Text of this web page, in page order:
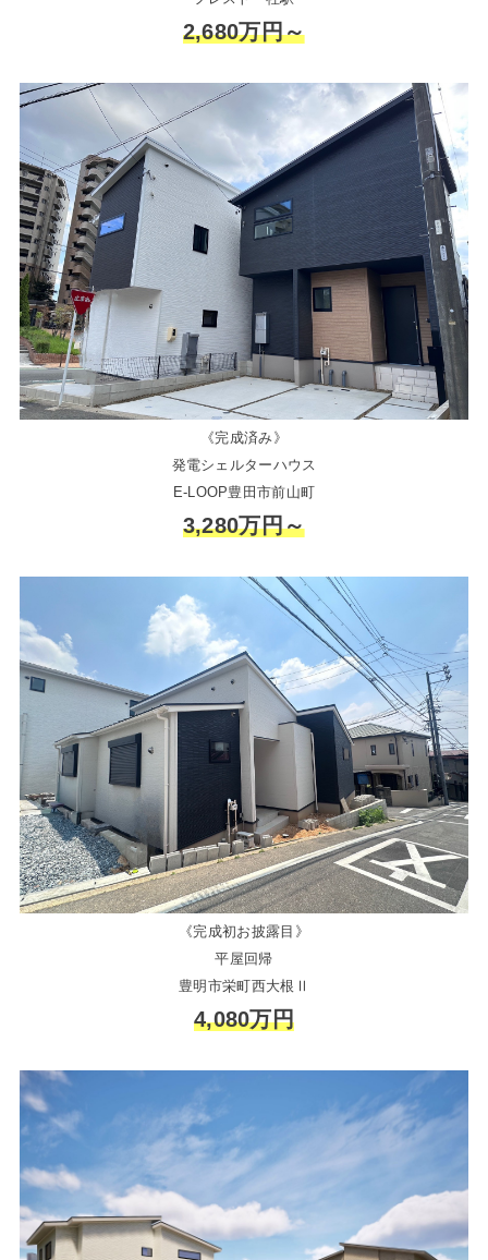
2,680万円～
《完成済み》
発電シェルターハウス
E-LOOP豊田市前山町
3,280万円～
《完成初お披露目》
平屋回帰
豊明市栄町西大根Ⅱ
4,080万円